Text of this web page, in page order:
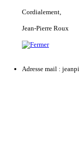
Cordialement,
Jean-Pierre Roux
Adresse mail :